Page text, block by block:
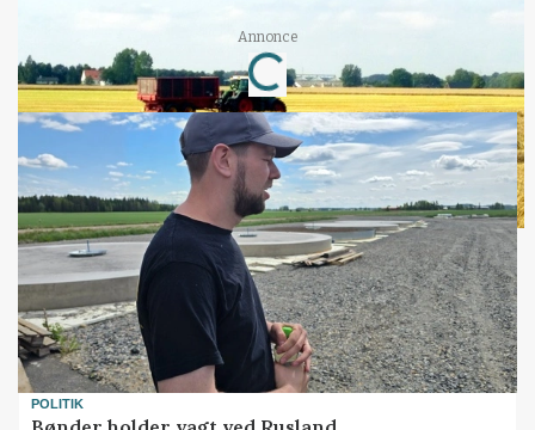
Annonce
Loading...
POLITIK